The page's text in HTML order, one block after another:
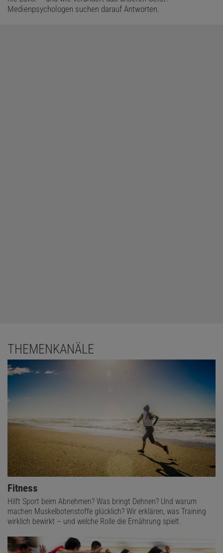
Medienpsychologen suchen darauf Antworten.
THEMENKANÄLE
Fitness
Hilft Sport beim Abnehmen? Was bringt Dehnen? Und warum
machen Muskelbotenstoffe glücklich? Wir erklären, was Training
wirklich bewirkt – und welche Rolle die Ernährung spielt.